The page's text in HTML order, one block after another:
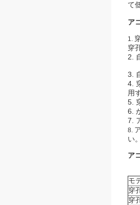
て
ア
1.
穿
2.
3.
4.
用
5.
6.
7.
8.
い
ア
モ
穿
穿